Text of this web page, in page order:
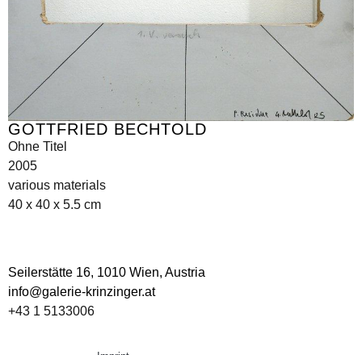
GOTTFRIED BECHTOLD
Ohne Titel
2005
various materials
40 x 40 x 5.5 cm
Seilerstätte 16, 1010 Wien, Austria
info@galerie-krinzinger.at
+43 1 5133006